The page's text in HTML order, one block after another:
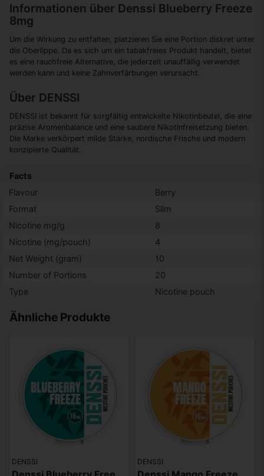
Ähnliche Produkte
DENSSI DENSSI
Informationen über Denssi Blueberry Freeze
8mg
Um die Wirkung zu entfalten, platzieren Sie eine Portion diskret unter
die Oberlippe. Da es sich um ein tabakfreies Produkt handelt, bietet
es eine rauchfreie Alternative, die jederzeit unauffällig verwendet
werden kann und keine Zahnverfärbungen verursacht.
Über DENSSI
DENSSI ist bekannt für sorgfältig entwickelte Nikotinbeutel, die eine
präzise Aromenbalance und eine saubere Nikotinfreisetzung bieten.
Die Marke verkörpert milde Stärke, nordische Frische und modern
konzipierte Qualität.
Facts
Flavour
Berry
Format
Slim
Nicotine mg/g
8
Nicotine (mg/pouch)
4
Net Weight (gram)
10
Number of Portions
20
Type
Nicotine pouch